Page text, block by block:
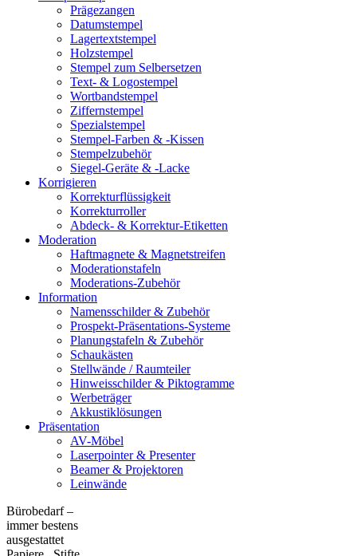
Prägezangen
Datumstempel
Lagertextstempel
Holzstempel
Stempel zum Selbersetzen
Text- & Logostempel
Wortbandstempel
Ziffernstempel
Spezialstempel
Stempel-Farben & -Kissen
Stempelzubehör
Siegel-Geräte & -Lacke
Korrigieren
Korrekturflüssigkeit
Korrekturroller
Abdeck- & Korrektur-Etiketten
Moderation
Haftmagnete & Magnetstreifen
Moderationstafeln
Moderations-Zubehör
Information
Namensschilder & Zubehör
Prospekt-Präsentations-Systeme
Planungstafeln & Zubehör
Schaukästen
Stellwände / Raumteiler
Hinweisschilder & Piktogramme
Werbeträger
Akkustiklösungen
Präsentation
AV-Möbel
Laserpointer & Presenter
Beamer & Projektoren
Leinwände
Bürobedarf –
immer bestens
ausgestattet